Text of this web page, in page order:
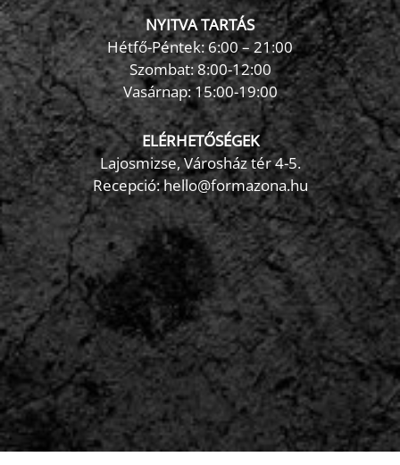
NYITVA TARTÁS
Hétfő-Péntek: 6:00 – 21:00
Szombat: 8:00-12:00
Vasárnap: 15:00-19:00
ELÉRHETŐSÉGEK
Lajosmizse, Városház tér 4-5.
Recepció:hello@formazona.hu
FormaZona chatbot ×